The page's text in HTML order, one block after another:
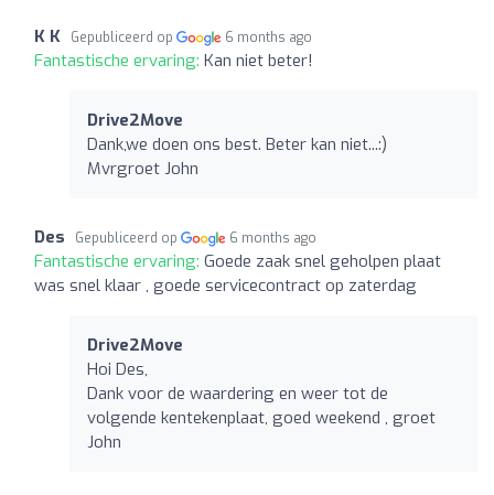
K K Gepubliceerd op 6 months ago
Fantastische ervaring: Kan niet beter!
Drive2Move
Dank,we doen ons best. Beter kan niet...:)
Mvrgroet John
Des Gepubliceerd op 6 months ago
Fantastische ervaring: Goede zaak snel geholpen plaat
was snel klaar , goede servicecontract op zaterdag
Drive2Move
Hoi Des,
Dank voor de waardering en weer tot de
volgende kentekenplaat, goed weekend , groet
John